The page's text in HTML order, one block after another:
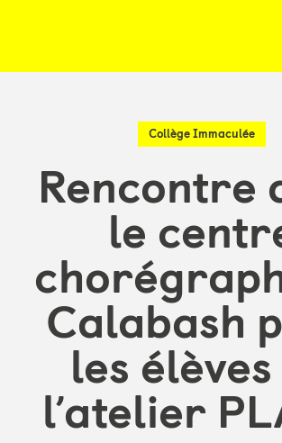
Collège Immaculée
Rencontre
le
Calabash
les
l’atelier